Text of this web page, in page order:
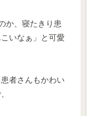
か、寝たきり患
いなぁ」と可愛
者さんもかわい